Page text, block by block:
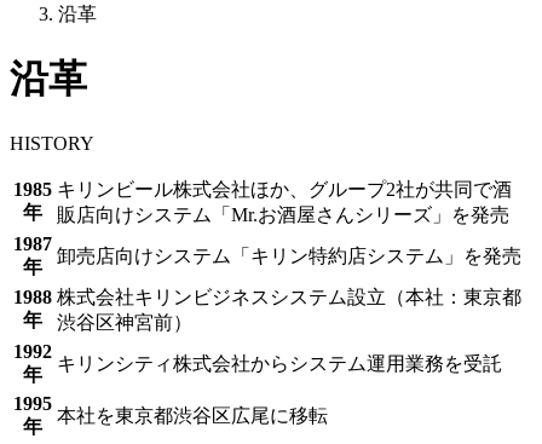
沿革
沿革
HISTORY
1985
年
キリンビール株式会社ほか、グループ2社が共同で酒
販店向けシステム「Mr.お酒屋さんシリーズ」を発売
1987
年
卸売店向けシステム「キリン特約店システム」を発売
1988
年
株式会社キリンビジネスシステム設立（本社：東京都
渋谷区神宮前）
1992
年
キリンシティ株式会社からシステム運用業務を受託
1995
年
本社を東京都渋谷区広尾に移転